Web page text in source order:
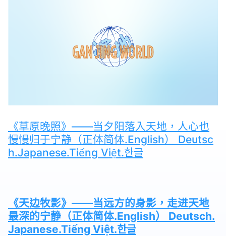
《草原晚照》——当夕阳落入天地，人心也
慢慢归于宁静（正体简体.English） Deutsc
h.Japanese.Tiếng Việt.한글
《天边牧影》——当远方的身影，走进天地
最深的宁静（正体简体.English） Deutsch.
Japanese.Tiếng Việt.한글